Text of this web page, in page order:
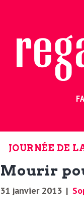
JOURNÉE DE
Mourir
31 janvier 2013 |